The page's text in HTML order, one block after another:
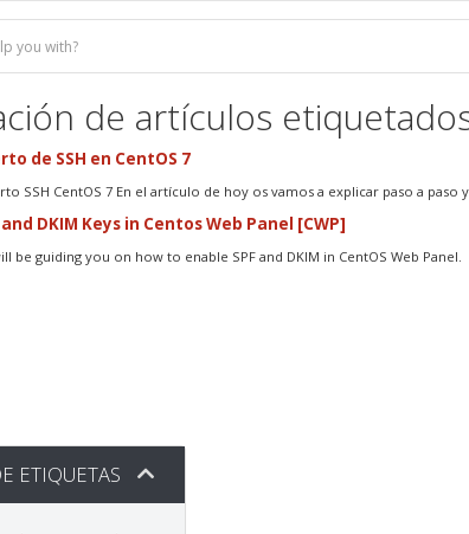
de artículos
de SSH en CentOS 7
SSH CentOS 7 En el artículo de hoy os vamos a explicar paso a paso
DKIM Keys in Centos Web Panel [CWP]
be guiding you on how to enable SPF and DKIM in CentOS Web Panel.
ETIQUETAS